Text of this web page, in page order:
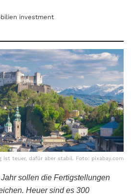
investment
ist teuer, dafür aber stabil. Foto: pixabay.com
sollen die Fertigstellungen
Heuer sind es 300